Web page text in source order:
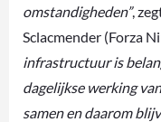
omstandigheden”,
Sclacmender (Forza
infrastructuur is
dagelijkse werking
samen en daarom